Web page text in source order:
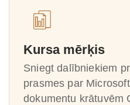
Kursa mērķis
Sniegt dalībniekiem
prasmes par
dokumentu krātuvēm